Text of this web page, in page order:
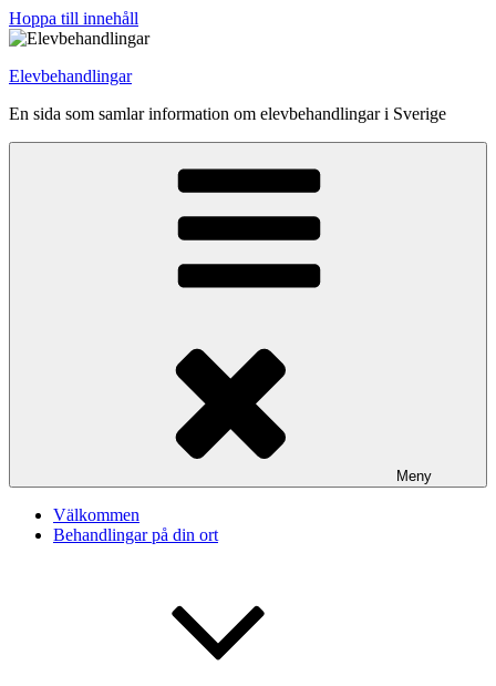
Hoppa till innehåll
Elevbehandlingar
En sida som samlar information om elevbehandlingar i Sverige
Meny
Välkommen
Behandlingar på din ort